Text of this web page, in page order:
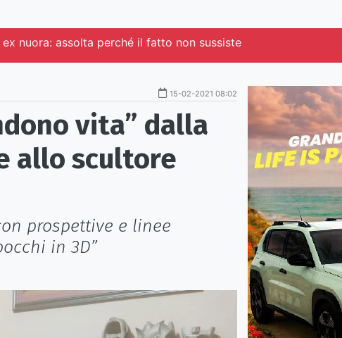
nuora: assolta perché il fatto non sussiste
15-02-2021 08:02
vita” dalla
allo scultore
prospettive e linee
in 3D”